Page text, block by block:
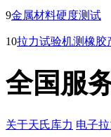
9金属材料硬度测试
10拉力试验机测橡胶
全国服
关于天氏库力 电子